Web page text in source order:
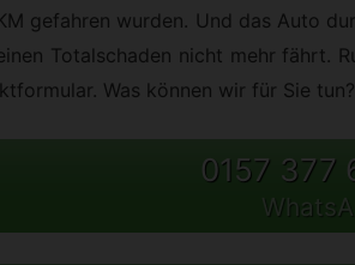
gefahren wurden. Und das Auto
Totalschaden nicht mehr fährt.
Was können wir für Sie tun?
0157 377